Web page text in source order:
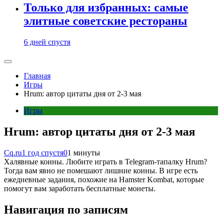
Только для избранных: самые
элитные советские рестораны
6 дней спустя
Главная
Игры
Hrum: автор цитаты дня от 2-3 мая
Игры
Hrum: автор цитаты дня от 2-3 мая
Cq.ru1 год спустя01 минуты
Халявные коины. Любите играть в Telegram-тапалку Hrum?
Тогда вам явно не помешают лишние коины. В игре есть
ежедневные задания, похожие на Hamster Kombat, которые
помогут вам заработать бесплатные монеты.
Навигация по записям